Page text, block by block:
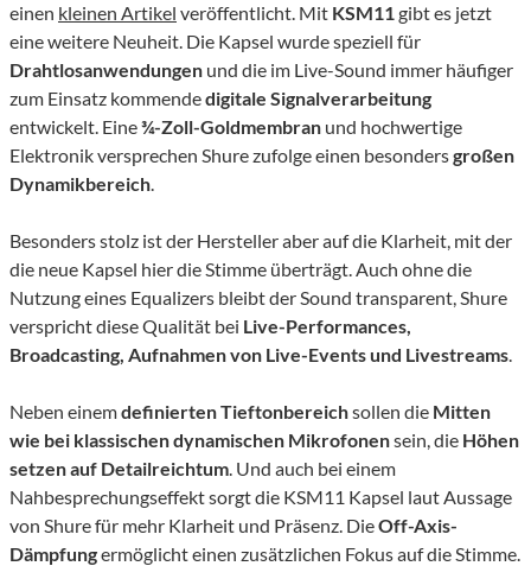
einen kleinen Artikel veröffentlicht. Mit KSM11gibt es jetzt
eine weitere Neuheit. Die Kapsel wurde speziell für
Drahtlosanwendungen und die im Live-Sound immer häufiger
zum Einsatz kommendedigitale Signalverarbeitung
entwickelt. Eine¾-Zoll-Goldmembran und hochwertige
Elektronik versprechen Shure zufolge einen besondersgroßen
Dynamikbereich.
Besonders stolz ist der Hersteller aber auf die Klarheit, mit der
die neue Kapsel hier die Stimme überträgt. Auch ohne die
Nutzung eines Equalizers bleibt der Sound transparent, Shure
verspricht diese Qualität bei Live-Performances,
Broadcasting, Aufnahmen von Live-Events und Livestreams.
Neben einemdefinierten Tieftonbereichsollen die Mitten
wie bei klassischen dynamischen Mikrofonensein, die Höhen
setzen auf Detailreichtum. Und auch bei einem
Nahbesprechungseffekt sorgt die KSM11 Kapsel laut Aussage
von Shure für mehr Klarheit und Präsenz. DieOff-Axis-
Dämpfungermöglicht einen zusätzlichen Fokus auf die Stimme.